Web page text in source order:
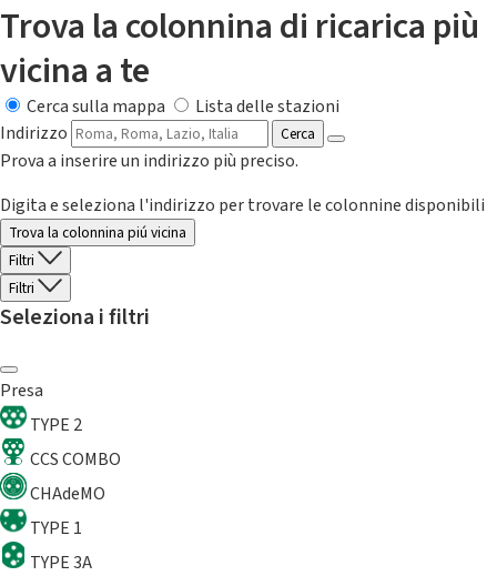
Trova la colonnina di ricarica più
vicina a te
Cerca sulla mappa
Lista delle stazioni
Indirizzo
Cerca
Prova a inserire un indirizzo più preciso.
Digita e seleziona l'indirizzo per trovare le colonnine disponibili
Trova la colonnina piú vicina
Filtri
Filtri
Seleziona i filtri
Presa
TYPE 2
CCS COMBO
CHAdeMO
TYPE 1
TYPE 3A